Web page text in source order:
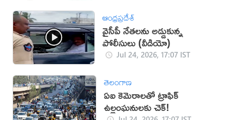
ఆంధ్రప్రదేశ్
వైసీపీ నేతలను అడ్డుకున్న
పోలీసులు (వీడియో)
Jul 24, 2026, 17:07 IST
తెలంగాణ
ఏఐ కెమెరాలతో ట్రాఫిక్
ఉల్లంఘనులకు చెక్!